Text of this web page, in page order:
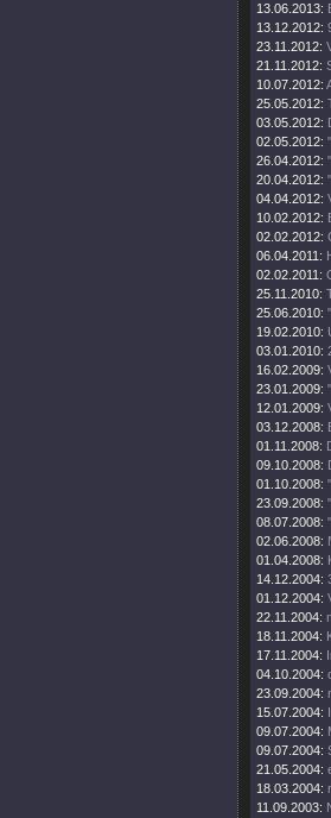
13.06.2013:
13.12.2012:
23.11.2012:
21.11.2012:
10.07.2012:
25.05.2012:
03.05.2012:
02.05.2012:
26.04.2012:
20.04.2012:
04.04.2012:
10.02.2012:
02.02.2012:
06.04.2011:
02.02.2011:
25.11.2010:
25.06.2010:
19.02.2010:
03.01.2010:
16.02.2009:
23.01.2009:
12.01.2009:
03.12.2008:
01.11.2008:
09.10.2008:
01.10.2008:
23.09.2008:
08.07.2008:
02.06.2008:
01.04.2008:
14.12.2004:
01.12.2004:
22.11.2004:
18.11.2004:
17.11.2004:
04.10.2004:
23.09.2004:
15.07.2004:
09.07.2004:
09.07.2004:
21.05.2004:
18.03.2004:
11.09.2003: